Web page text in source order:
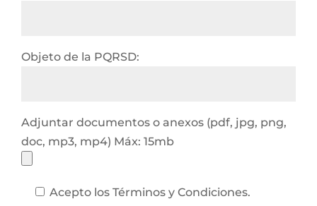
Objeto de la PQRSD:
Adjuntar documentos o anexos (pdf, jpg, png,
doc, mp3, mp4) Máx: 15mb
Acepto los Términos y Condiciones.